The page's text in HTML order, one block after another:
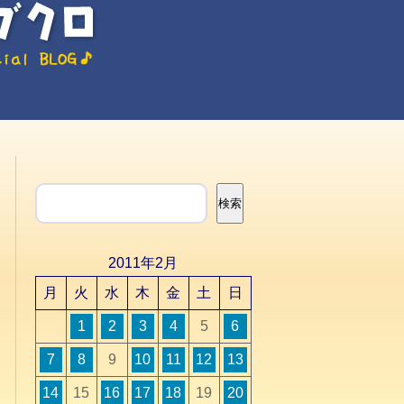
検索
検索
2011年2月
月
火 水 木 金 土 日
1 2 3 4 5 6
7 8 9 10 11 12 13
14 15 16 17 18 19 20